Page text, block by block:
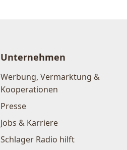
Unternehmen
Werbung, Vermarktung &
Kooperationen
Presse
Jobs & Karriere
Schlager Radio hilft